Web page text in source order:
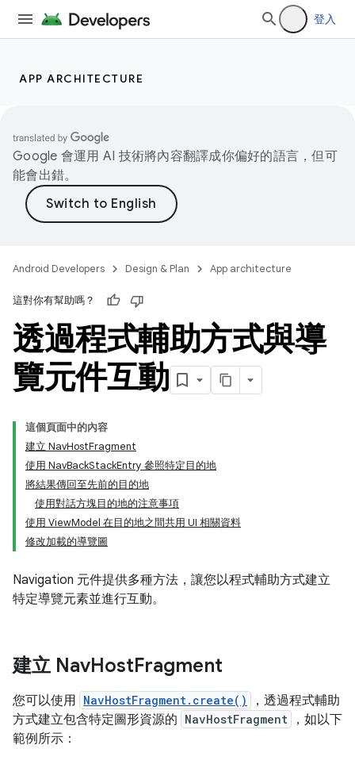
登入
APP ARCHITECTURE
Google 會運用 AI 技術將內容翻譯成你偏好的語言，但可
能會出錯。
Android Developers Design & Plan App architecture
這對你有幫助嗎？
透過程式輔助方式與導
覽元件互動
這個頁面中的內容
建立 NavHostFragment
使用 NavBackStackEntry 參照特定目的地
將結果傳回至先前的目的地
使用對話方塊目的地的注意事項
使用 ViewModel 在目的地之間共用 UI 相關資料
修改加載的導覽圖
Navigation 元件提供多種方法，讓您以程式輔助方式建立
特定導覽元素並進行互動。
建立 NavHostFragment
您可以使用 NavHostFragment.create()
，透過程式輔助
方式建立包含特定圖形資源的 NavHostFragment
，如以下
範例所示：